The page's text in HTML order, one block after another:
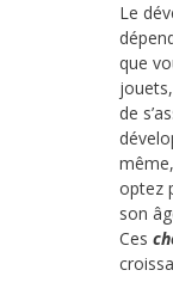
Le
que
de
optez
son
Ces